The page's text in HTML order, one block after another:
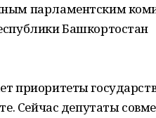
парламентским
Башкортостан
приоритеты
Сейчас депутаты